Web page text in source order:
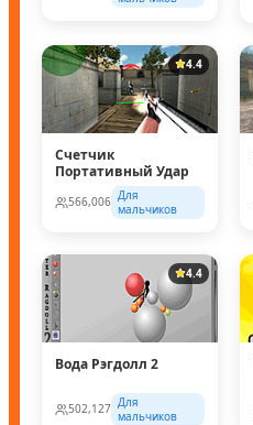
4.4
Счетчик
Портативный Удар
566,006 Для
мальчиков
4.4
Вода Рэгдолл 2
502,127 Для
мальчиков